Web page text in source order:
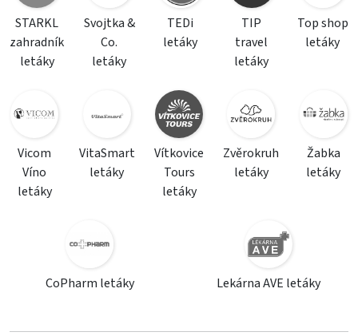
STARKL
zahradník
letáky
Svojtka &
Co.
letáky
TEDi
letáky
TIP
travel
letáky
Top shop
letáky
Vicom
Víno
letáky
VitaSmart
letáky
Vítkovice
Tours
letáky
Zvěrokruh
letáky
Žabka
letáky
CoPharm letáky Lekárna AVE letáky